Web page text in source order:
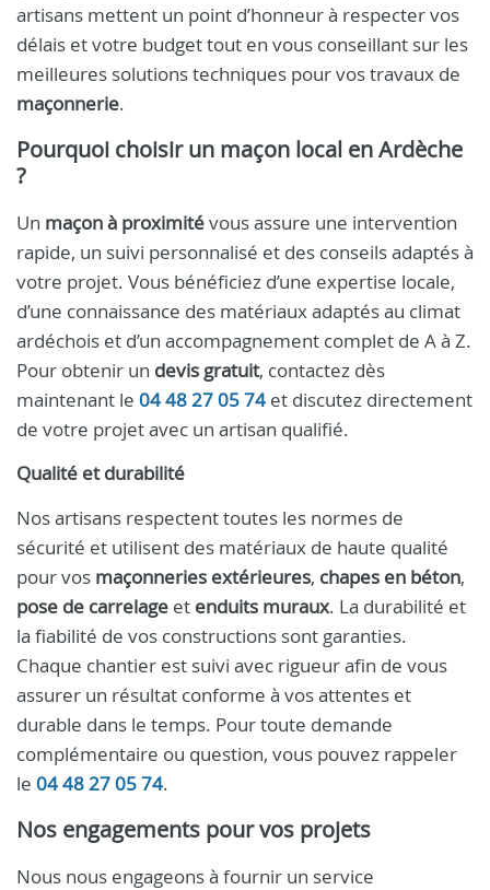
artisans mettent un point d’honneur à respecter vos
délais et votre budget tout en vous conseillant sur les
meilleures solutions techniques pour vos travaux de
maçonnerie.
Pourquoi choisir un maçon local en Ardèche
?
Un maçon à proximitévous assure une intervention
rapide, un suivi personnalisé et des conseils adaptés à
votre projet. Vous bénéficiez d’une expertise locale,
d’une connaissance des matériaux adaptés au climat
ardéchois et d’un accompagnement complet de A à Z.
Pour obtenir un devis gratuit, contactez dès
maintenant le 04 48 27 05 74 et discutez directement
de votre projet avec un artisan qualifié.
Qualité et durabilité
Nos artisans respectent toutes les normes de
sécurité et utilisent des matériaux de haute qualité
pour vos maçonneries extérieures, chapes en béton,
pose de carrelage et enduits muraux. La durabilité et
la fiabilité de vos constructions sont garanties.
Chaque chantier est suivi avec rigueur afin de vous
assurer un résultat conforme à vos attentes et
durable dans le temps. Pour toute demande
complémentaire ou question, vous pouvez rappeler
le 04 48 27 05 74.
Nos engagements pour vos projets
Nous nous engageons à fournir un service